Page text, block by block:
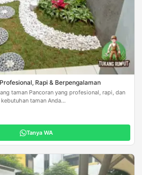
Rapi & Berpengalaman
taman Pancoran yang profesional, rapi, dan
taman Anda...
Tanya WA